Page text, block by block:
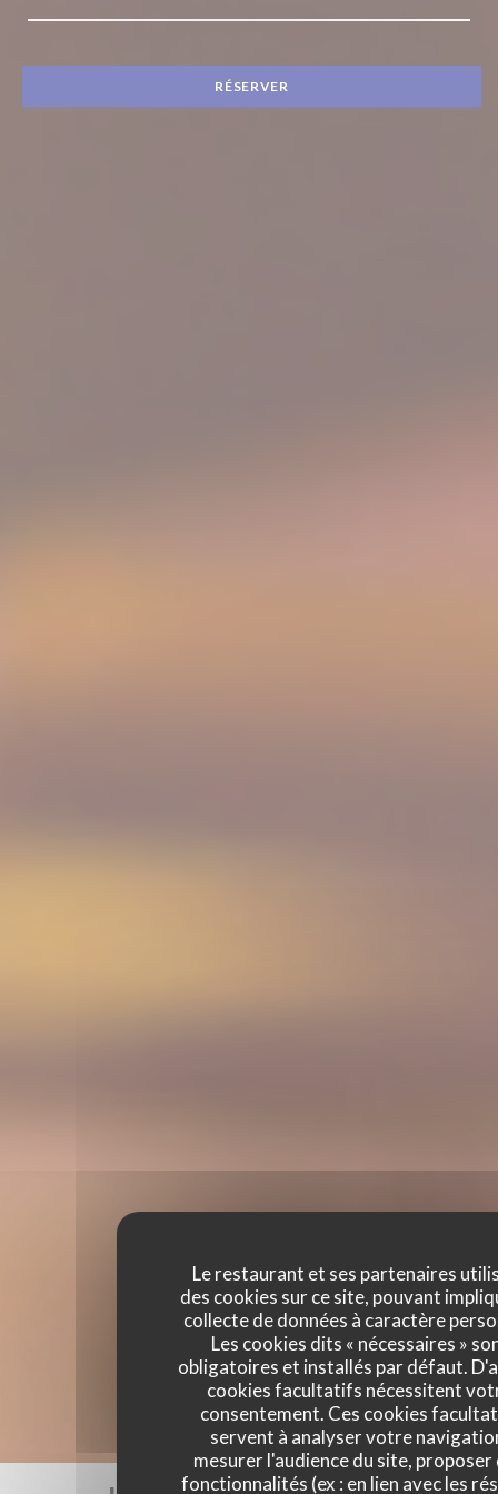
Le restaurant et ses partenaires
des cookies sur ce site, pouvant
collecte de données à caractère
Les cookies dits « nécessaires »
obligatoires et installés par défaut.
cookies facultatifs nécessitent
consentement. Ces cookies
servent à analyser votre
mesurer l'audience du site, proposer
fonctionnalités (ex : en lien avec les
RÉSERVER